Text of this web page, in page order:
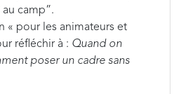
camp”.
« pour les animateurs et
réfléchir à : Quand on
poser un cadre sans